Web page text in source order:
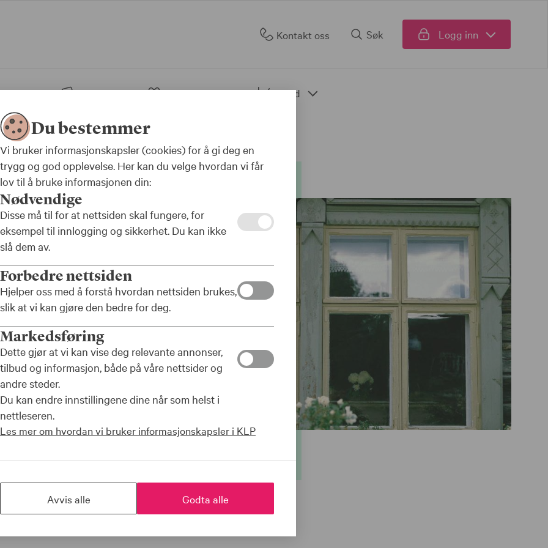
Bank Forsikring Fond
Kontakt oss Søk Logg inn
ektefellepensjon skal utfases
utfases.
Du bestemmer
Vi bruker informasjonskapsler (cookies) for å gi deg en
trygg og god opplevelse. Her kan du velge hvordan vi får
lov til å bruke informasjonen din:
Nødvendige
Disse må til for at nettsiden skal fungere, for
eksempel til innlogging og sikkerhet. Du kan ikke
slå dem av.
Forbedre nettsiden
Hjelper oss med å forstå hvordan nettsiden brukes,
slik at vi kan gjøre den bedre for deg.
Markedsføring
Dette gjør at vi kan vise deg relevante annonser,
tilbud og informasjon, både på våre nettsider og
andre steder.
Du kan endre innstillingene dine når som helst i
nettleseren.
Les mer om hvordan vi bruker informasjonskapsler i KLP
Avvis alle Godta alle